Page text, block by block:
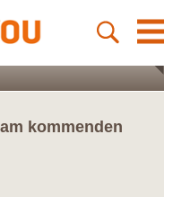
kommenden